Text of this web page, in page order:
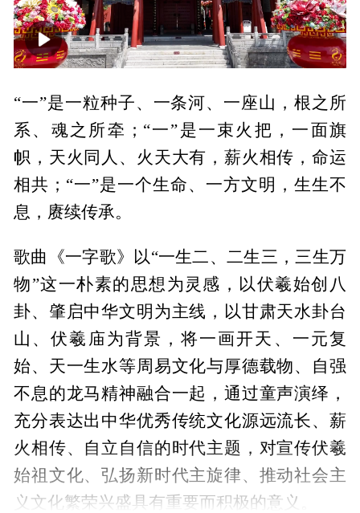
00:00 04:21
“一”是一粒种子、一条河、一座山，根之所
系、魂之所牵；“一”是一束火把，一面旗
帜，天火同人、火天大有，薪火相传，命运
相共；“一”是一个生命、一方文明，生生不
息，赓续传承。
歌曲《一字歌》以“一生二、二生三，三生万
物”这一朴素的思想为灵感，以伏羲始创八
卦、肇启中华文明为主线，以甘肃天水卦台
山、伏羲庙为背景，将一画开天、一元复
始、天一生水等周易文化与厚德载物、自强
不息的龙马精神融合一起，通过童声演绎，
充分表达出中华优秀传统文化源远流长、薪
火相传、自立自信的时代主题，对宣传伏羲
始祖文化、弘扬新时代主旋律、推动社会主
义文化繁荣兴盛具有重要而积极的意义。